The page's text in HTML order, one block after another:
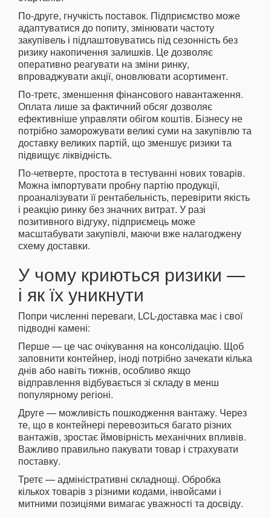
По-друге, гнучкість поставок. Підприємство може
адаптуватися до попиту, змінювати частоту
закупівель і підлаштовуватись під сезонність без
ризику накопичення залишків. Це дозволяє
оперативно реагувати на зміни ринку,
впроваджувати акції, оновлювати асортимент.
По-третє, зменшення фінансового навантаження.
Оплата лише за фактичний обсяг дозволяє
ефективніше управляти обігом коштів. Бізнесу не
потрібно заморожувати великі суми на закупівлю та
доставку великих партій, що зменшує ризики та
підвищує ліквідність.
По-четверте, простота в тестуванні нових товарів.
Можна імпортувати пробну партію продукції,
проаналізувати її рентабельність, перевірити якість
і реакцію ринку без значних витрат. У разі
позитивного відгуку, підприємець може
масштабувати закупівлі, маючи вже налагоджену
схему доставки.
У чому криються ризики —
і як їх уникнути
Попри численні переваги, LCL-доставка має і свої
підводні камені:
Перше — це час очікування на консолідацію. Щоб
заповнити контейнер, іноді потрібно зачекати кілька
днів або навіть тижнів, особливо якщо
відправлення відбувається зі складу в менш
популярному регіоні.
Друге — можливість пошкодження вантажу. Через
те, що в контейнері перевозиться багато різних
вантажів, зростає ймовірність механічних впливів.
Важливо правильно пакувати товар і страхувати
поставку.
Третє — адміністративні складнощі. Обробка
кількох товарів з різними кодами, інвойсами і
митними позиціями вимагає уважності та досвіду.